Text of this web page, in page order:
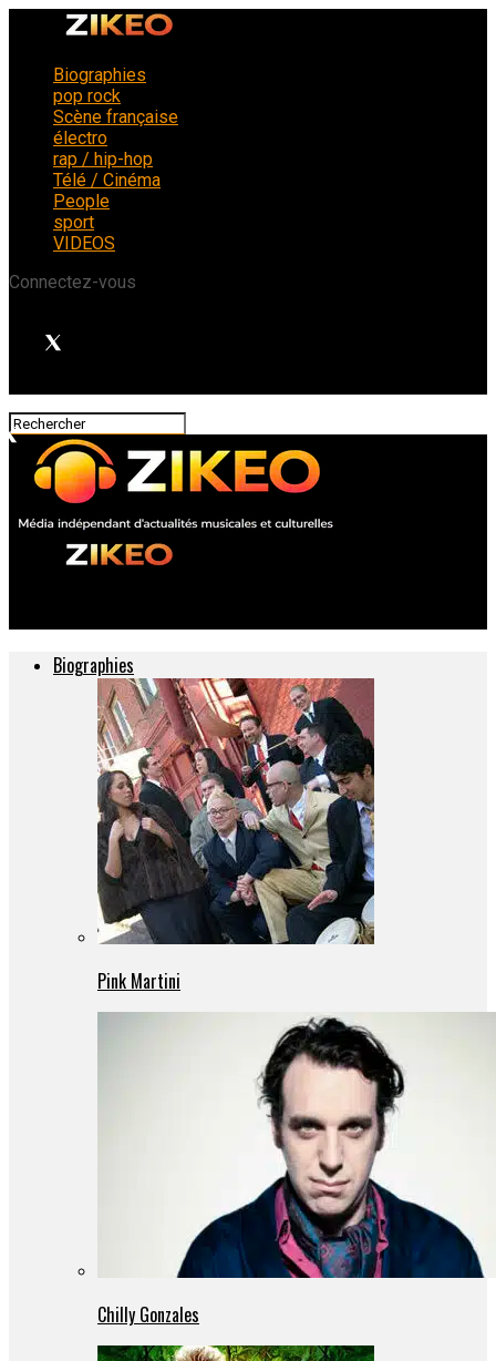
Biographies
pop rock
Scène française
électro
rap / hip-hop
Télé / Cinéma
People
sport
VIDEOS
Connectez-vous
Biographies
Pink Martini
Chilly Gonzales